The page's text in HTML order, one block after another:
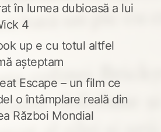
în lumea dubioasă a lui
4
up e cu totul altfel
așteptam
Escape – un film ce
o întâmplare reală din
Război Mondial